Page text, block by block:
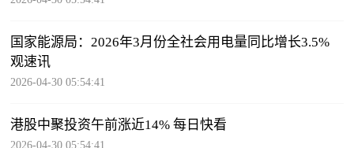
国家能源局：2026年3月份全社会用电量同比增长3.5%
观速讯
2026-04-30 05:54:41
港股中聚投资午前涨近14% 每日快看
2026-04-30 05:54:41